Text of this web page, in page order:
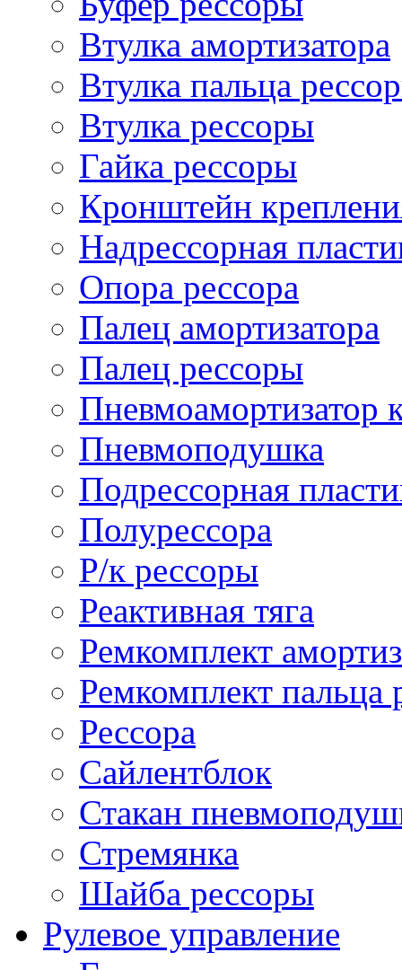
Втулка амортизатора
Втулка пальца
Втулка рессоры
Гайка рессоры
Кронштейн
Надрессорная
Опора рессора
Палец амортизатора
Палец рессоры
Пневмоамортизатор
Пневмоподушка
Подрессорная
Полурессора
Р/к рессоры
Реактивная тяга
Ремкомплект
Ремкомплект пальца
Рессора
Сайлентблок
Стакан
Стремянка
Шайба рессоры
Рулевое управление